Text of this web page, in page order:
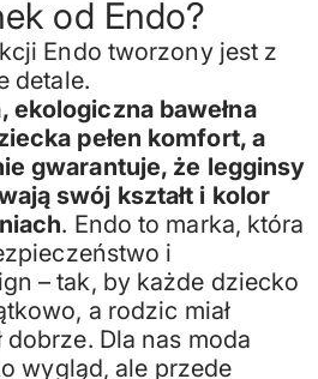
od Endo?
Endo tworzony jest z
detale.
bawełna
pełen komfort, a
gwarantuje, że legginsy
swój kształt i kolor
. Endo to marka, która
i
– tak, by każde dziecko
a rodzic miał
Dla nas moda
wygląd, ale przede